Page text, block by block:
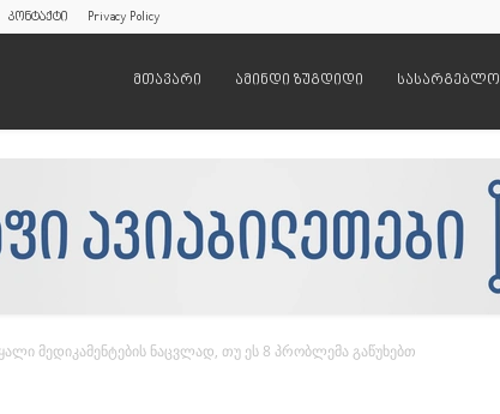
კონტაქტი Privacy Policy
მთავარი ამინდი ზუგდიდი სასარგებლო
მედიკამენტების ნაცვლად, თუ ეს 8 პრობლემა გაწუხებთ